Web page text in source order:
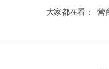
大家都在看： 营